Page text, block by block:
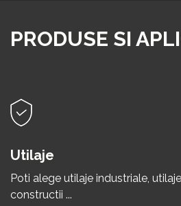
PRODUSE SI
Utilaje
Poti alege utilaje industriale,
constructii ...